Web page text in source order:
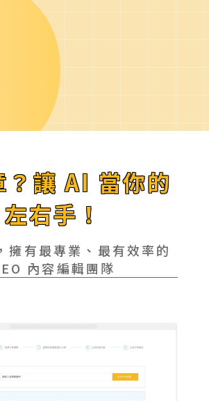
？讓 AI 當你的
左右手！
擁有最專業、最有效率的
內容編輯團隊